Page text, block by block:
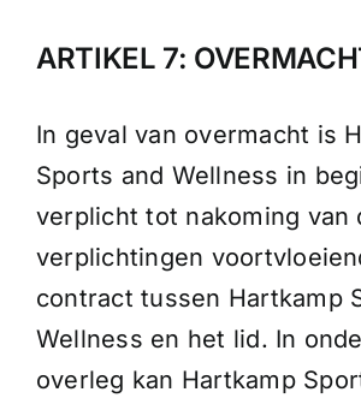
ARTIKEL 7:
In geval van overmacht is
Sports and Wellness in
verplicht tot nakoming van
verplichtingen
contract tussen Hartkamp
Wellness en het lid. In
overleg kan Hartkamp